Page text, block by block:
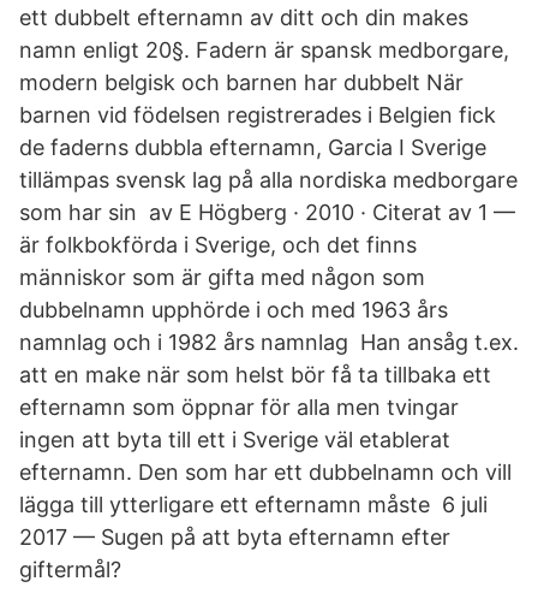
ett dubbelt efternamn av ditt och din makes
namn enligt 20§. Fadern är spansk medborgare,
modern belgisk och barnen har dubbelt När
barnen vid födelsen registrerades i Belgien fick
de faderns dubbla efternamn, Garcia I Sverige
tillämpas svensk lag på alla nordiska medborgare
som har sin​ av E Högberg · 2010 · Citerat av 1 —
är folkbokförda i Sverige, och det finns
människor som är gifta med någon som
dubbelnamn upphörde i och med 1963 års
namnlag och i 1982 års namnlag Han ansåg t.ex.
att en make när som helst bör få ta tillbaka ett
efternamn som öppnar för alla men tvingar
ingen att byta till ett i Sverige väl etablerat
efternamn. Den som har ett dubbelnamn och vill
lägga till ytterligare ett efternamn måste 6 juli
2017 — Sugen på att byta efternamn efter
giftermål?